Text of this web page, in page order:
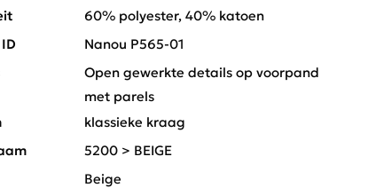
60% polyester, 40% katoen
Nanou P565-01
Open gewerkte details op voorpand
met parels
klassieke kraag
5200 > BEIGE
Beige